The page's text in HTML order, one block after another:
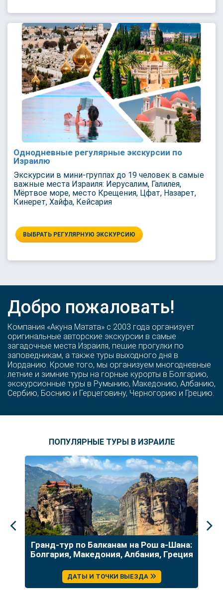
Однодневные регулярные экскурсии по
Израилю
Экскурсии в мини-группах до 19 человек в самые
важные места Израиля: Иерусалим, Галилея,
Мёртвое море, место Крещения, Цфат, Назарет,
Кинерет, Хайфа, Кейсария
ВЫБРАТЬ РЕГУЛЯРНУЮ ЭКСКУРСИЮ
Добро пожаловать!
Компания «Акуна Матата» с 2003 года организует
оригинальные авторские экскурсии в самые
загадочные места Израиля, пешие прогулки по
заповедникам, а также туры выходного дня в
Иорданию. Кроме того, мы организуем многодневные
летние и зимние туры на горные курорты в Болгарию,
экскурсионные туры в Румынию, Македонию, Албанию,
Сербию, Боснию и Герцеговину, Черногорию и Грецию.
ПОПУЛЯРНЫЕ ТУРЫ В ИЗРАИЛЕ
Гранд-тур по Балканам на Рош а-Шана:
Болгария, Македония, Албания, Греция
ДАТЫ И ТОЧКИ ВЫЕЗДА